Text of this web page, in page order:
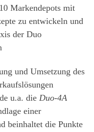
Markendepots mit
zu entwickeln und
der Duo
und Umsetzung des
u.a. die Duo-4A
einer
beinhaltet die Punkte